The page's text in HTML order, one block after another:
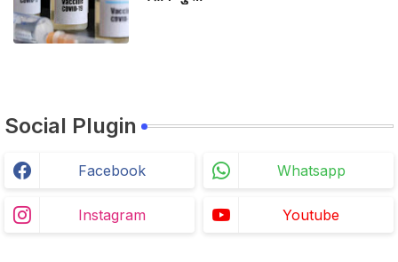
Social Plugin
Facebook Whatsapp
Instagram Youtube